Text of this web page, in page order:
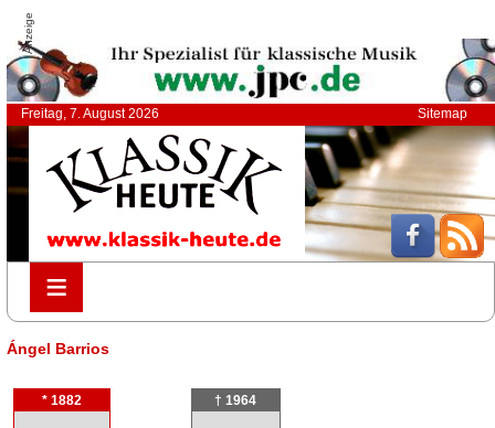
Anzeige
Freitag, 7. August 2026 Sitemap
≡
≡
Ángel Barrios
* 1882 † 1964